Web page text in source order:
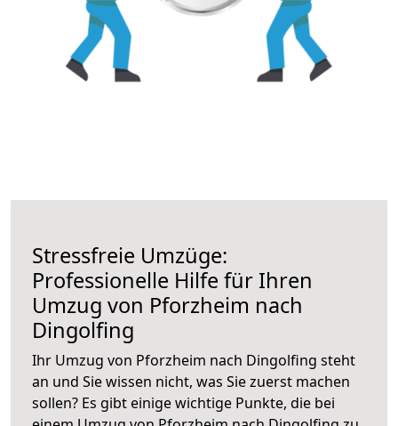
Stressfreie Umzüge:
Professionelle Hilfe für Ihren
Umzug von Pforzheim nach
Dingolfing
Ihr Umzug von Pforzheim nach Dingolfing steht
an und Sie wissen nicht, was Sie zuerst machen
sollen? Es gibt einige wichtige Punkte, die bei